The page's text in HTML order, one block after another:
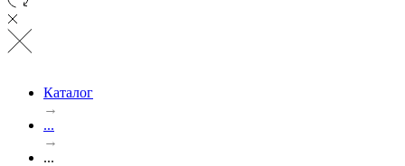
Каталог
→
...
→
...